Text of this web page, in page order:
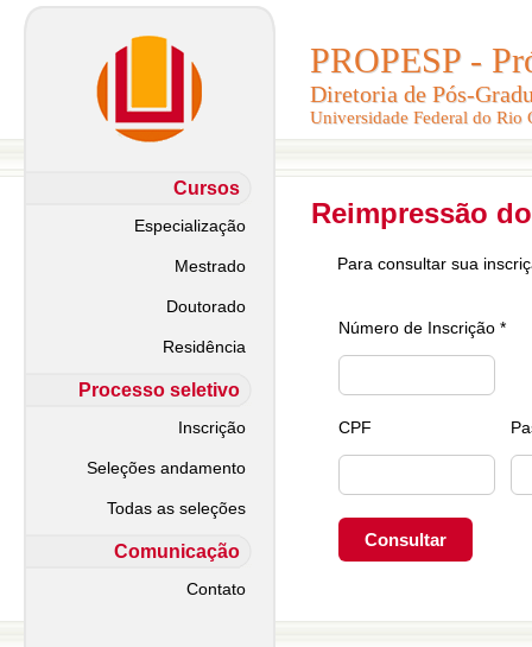
PROPESP -
Diretoria de Pós-
Universidade Federal do Rio
PROPESP -
Diretoria de Pós-
Universidade Federal do Rio
Cursos
Especialização
Mestrado
Doutorado
Residência
Processo seletivo
Inscrição
Seleções andamento
Todas as seleções
Comunicação
Contato
Reimpressão
Para consultar sua
Número de Inscrição *
CPF